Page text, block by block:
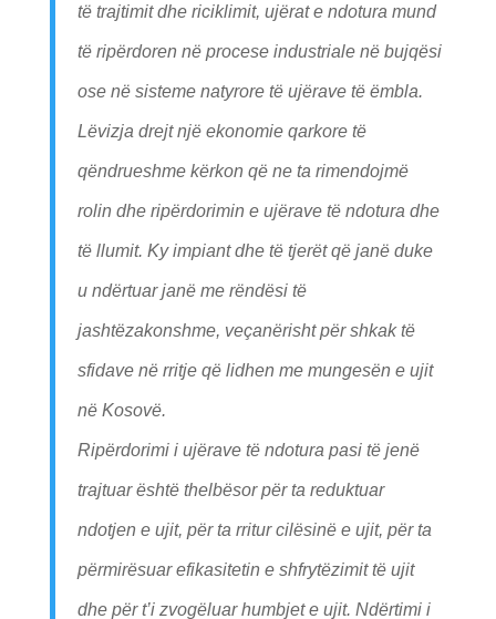
të trajtimit dhe riciklimit, ujërat e ndotura mund
të ripërdoren në procese industriale në bujqësi
ose në sisteme natyrore të ujërave të ëmbla.
Lëvizja drejt një ekonomie qarkore të
qëndrueshme kërkon që ne ta rimendojmë
rolin dhe ripërdorimin e ujërave të ndotura dhe
të llumit. Ky impiant dhe të tjerët që janë duke
u ndërtuar janë me rëndësi të
jashtëzakonshme, veçanërisht për shkak të
sfidave në rritje që lidhen me mungesën e ujit
në Kosovë.
Ripërdorimi i ujërave të ndotura pasi të jenë
trajtuar është thelbësor për ta reduktuar
ndotjen e ujit, për ta rritur cilësinë e ujit, për ta
përmirësuar efikasitetin e shfrytëzimit të ujit
dhe për t’i zvogëluar humbjet e ujit. Ndërtimi i